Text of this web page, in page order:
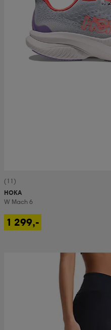
(11)
HOKA
W Mach 6
1 299,-